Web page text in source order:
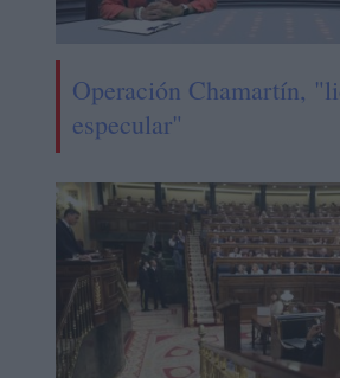
Operación Chamartín,
especular"